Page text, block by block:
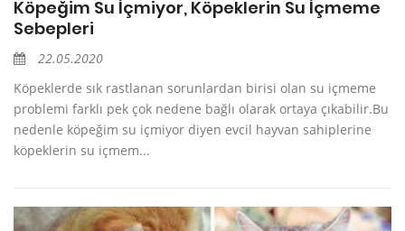
Köpeğim Su İçmiyor, Köpeklerin Su İçmeme
Sebepleri
22.05.2020
Köpeklerde sık rastlanan sorunlardan birisi olan su içmeme
problemi farklı pek çok nedene bağlı olarak ortaya çıkabilir.Bu
nedenle köpeğim su içmiyor diyen evcil hayvan sahiplerine
köpeklerin su içmem...